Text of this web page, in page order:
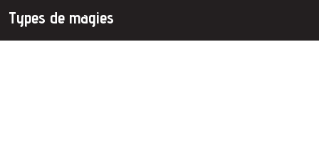
Types de magies